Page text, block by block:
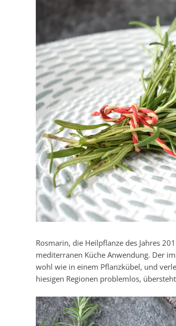
Rosmarin, die Heilpflanze des Jahres
mediterranen Küche Anwendung. Der
wohl wie in einem Pflanzkübel, und
hiesigen Regionen problemlos,